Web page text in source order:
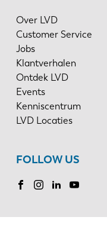
Over LVD
Customer Service
Jobs
Klantverhalen
Ontdek LVD
Events
Kenniscentrum
LVD Locaties
FOLLOW US